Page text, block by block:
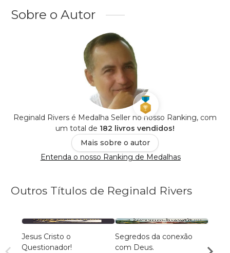
Sobre o Autor
Reginald Rivers é Medalha Seller no nosso Ranking, com
um total de 182 livros vendidos!
Mais sobre o autor
Entenda o nosso Ranking de Medalhas
Outros Títulos de Reginald Rivers
Jesus Cristo o
Questionador!
Segredos da conexão
com Deus.
José